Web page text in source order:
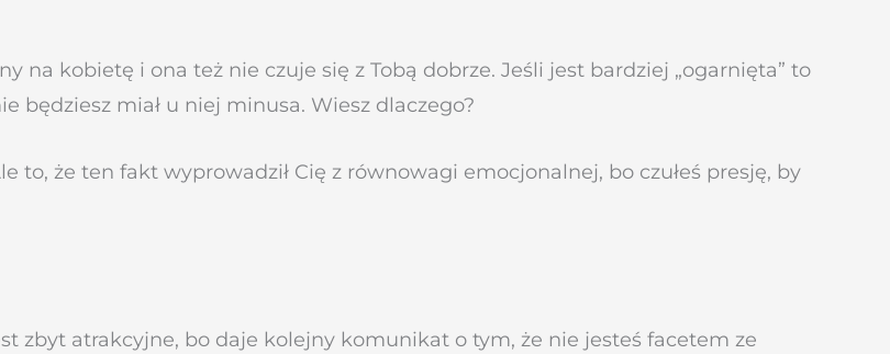
na kobietę i ona też nie czuje się z Tobą dobrze. Jeśli jest bardziej „ogarnięta” to
będziesz miał u niej minusa. Wiesz dlaczego?
to, że ten fakt wyprowadził Cię z równowagi emocjonalnej, bo czułeś presję, by
zbyt atrakcyjne, bo daje kolejny komunikat o tym, że nie jesteś facetem ze